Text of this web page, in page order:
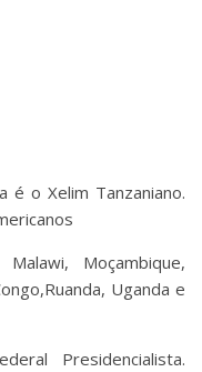
é o Xelim Tanzaniano.
Moçambique,
Uganda e
Presidencialista.